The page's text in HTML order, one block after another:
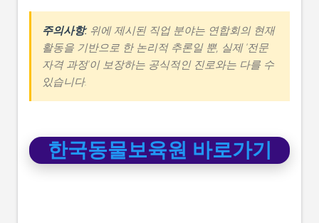
주의사항: 위에 제시된 직업 분야는 연합회의 현재
활동을 기반으로 한 논리적 추론일 뿐, 실제 '전문
자격 과정'이 보장하는 공식적인 진로와는 다를 수
있습니다.
한국동물보육원 바로가기